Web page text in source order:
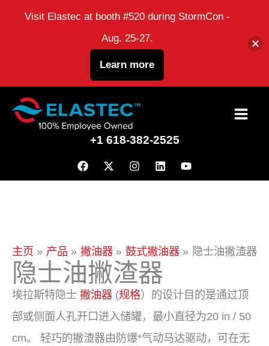
+1 618-382-2525
主页 产品 撇油器 鼓式撇油器 隐士油撇渣器
隐士油撇渣器
埃拉斯特隐士 撇油器 (规格）的设计目的是通过顶
部或侧面人孔开口进入储罐，最小直径为20 in / 50
cm。 轻巧的撇渣器由防爆*气动马达驱动，可在无
Visit Elastec at booth #520 during StormCon -
Aug. 25-27.
Learn more